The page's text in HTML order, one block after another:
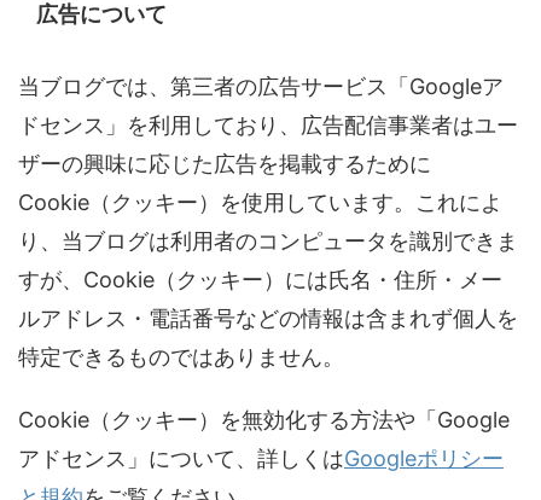
広告について
当ブログでは、第三者の広告サービス「Googleア
ドセンス」を利用しており、広告配信事業者はユー
ザーの興味に応じた広告を掲載するために
Cookie（クッキー）を使用しています。これによ
り、当ブログは利用者のコンピュータを識別できま
すが、Cookie（クッキー）には氏名・住所・メー
ルアドレス・電話番号などの情報は含まれず個人を
特定できるものではありません。
Cookie（クッキー）を無効化する方法や「Google
アドセンス」について、詳しくはGoogleポリシー